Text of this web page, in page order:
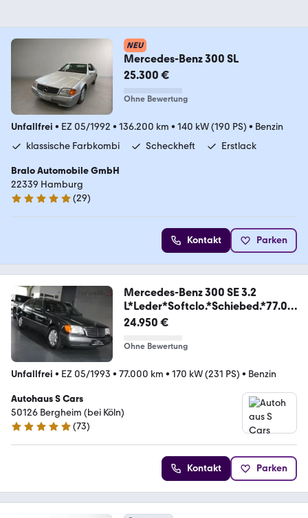
NEU
Mercedes-Benz 300 SL
25.300 €
Ohne Bewertung
Unfallfrei • EZ 05/1992 • 136.200 km • 140 kW (190 PS) • Benzin
klassische Farbkombi
Scheckheft Erstlack
Bralo Automobile GmbH
22339 Hamburg
5 Sterne
(29)
Kontakt Parken
Mercedes-Benz 300 SE 3.2
L*Leder*Softclo.*Schiebed.*77.00
0*BRD
24.950 €
Ohne Bewertung
Unfallfrei • EZ 05/1993 • 77.000 km • 170 kW (231 PS) • Benzin
Autohaus S Cars
50126 Bergheim (bei Köln)
4.8 Sterne
(73)
Kontakt Parken